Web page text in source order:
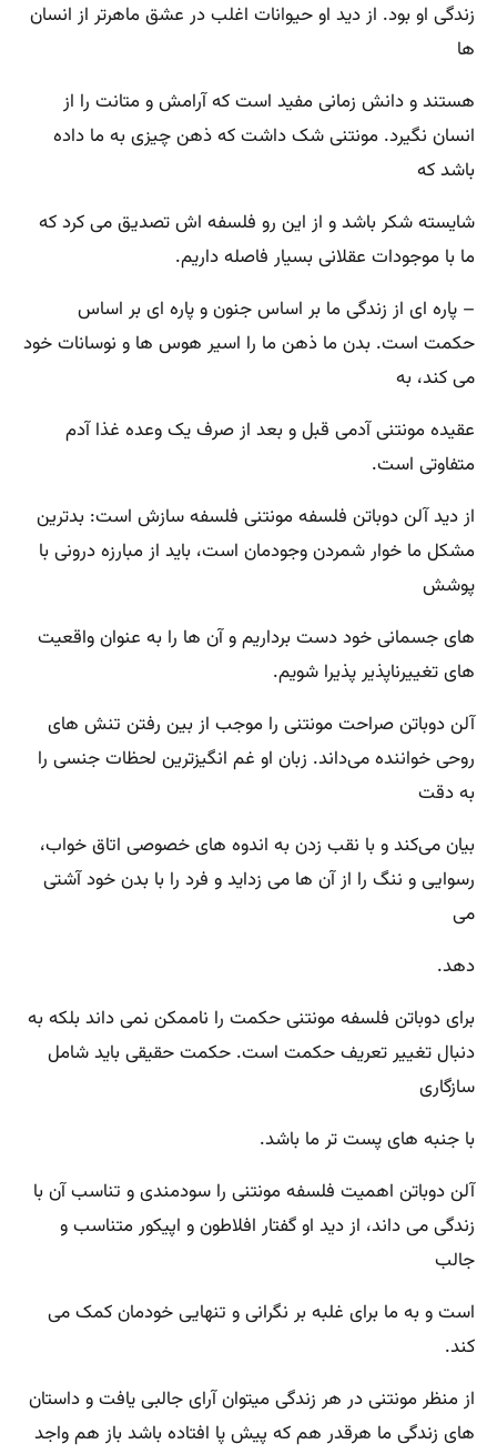
زندگی او بود. از دید او حیوانات اغلب در عشق ماهرتر از انسان
‌ها
هستند و دانش زمانی مفید است که آرامش و متانت را از
انسان نگیرد. مونتنی شک داشت که ذهن چیزی به ما داده
باشد که
شایسته شکر باشد و از این‌ رو فلسفه ‌اش تصدیق می ‌کرد که
ما با موجودات عقلانی بسیار فاصله داریم‌.
– پاره‌ ای از زندگی ما بر اساس جنون و پاره‌ ای بر اساس
حکمت است‌. بدن ما ذهن ما را اسیر هوس ‌ها و نوسانات خود
می ‌کند، به
عقیده مونتنی آدمی قبل و بعد از صرف یک وعده غذا آدم
متفاوتی است‌.
از دید آلن دوباتن فلسفه مونتنی فلسفه سازش است‌: بدترین
مشکل ما خوار شمردن وجودمان است‌، باید از مبارزه درونی با
پوشش‌
های جسمانی خود دست برداریم و آن ‌ها را به عنوان واقعیت
‌های تغییرناپذیر پذیرا شویم‌.
آلن دوباتن صراحت مونتنی را موجب از بین رفتن تنش ‌های
روحی خواننده می‌داند. زبان او غم‌ انگیزترین لحظات جنسی را
به دقت
بیان می‌کند و با نقب زدن به اندوه ‌های خصوصی اتاق خواب‌،
رسوایی و ننگ را از آن ‌ها می‌ زداید و فرد را با بدن خود آشتی
می ‌
دهد.
برای دوباتن فلسفه مونتنی حکمت را ناممکن نمی ‌داند بلکه به
دنبال تغییر تعریف حکمت است‌. حکمت حقیقی باید شامل
سازگاری
با جنبه ‌های پست‌ تر ما باشد.
آلن دوباتن اهمیت فلسفه مونتنی را سودمندی و تناسب آن با
زندگی می‌ داند، از دید او گفتار افلاطون و اپیکور متناسب و
جالب
است و به ما برای غلبه بر نگرانی و تنهایی خودمان کمک می
‌کند.
از منظر مونتنی در هر زندگی‌ میتوان آرای جالبی یافت و داستان‌
های زندگی ما هرقدر هم که پیش پا افتاده باشد باز هم واجد